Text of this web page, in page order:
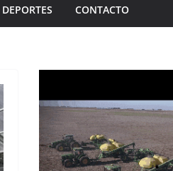
DEPORTES CONTACTO